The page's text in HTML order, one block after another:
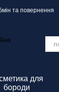
та повернення
для
бороди